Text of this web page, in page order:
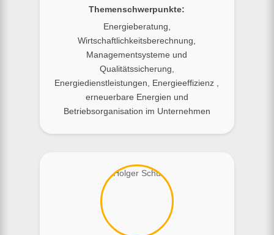
Themenschwerpunkte:
Energieberatung,
Wirtschaftlichkeitsberechnung,
Managementsysteme und
Qualitätssicherung,
Energiedienstleistungen, Energieeffizienz ,
erneuerbare Energien und
Betriebsorganisation im Unternehmen